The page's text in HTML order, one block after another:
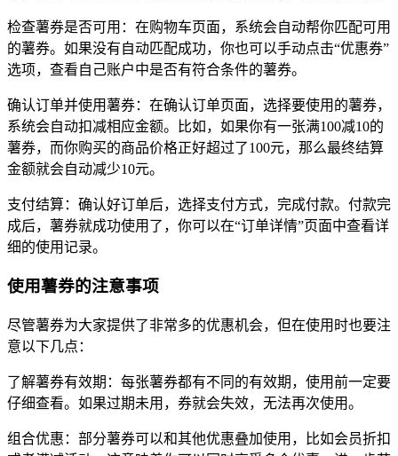
检查薯券是否可用：在购物车页面，系统会自动帮你匹配可用
的薯券。如果没有自动匹配成功，你也可以手动点击“优惠券”
选项，查看自己账户中是否有符合条件的薯券。
确认订单并使用薯券：在确认订单页面，选择要使用的薯券，
系统会自动扣减相应金额。比如，如果你有一张满100减10的
薯券，而你购买的商品价格正好超过了100元，那么最终结算
金额就会自动减少10元。
支付结算：确认好订单后，选择支付方式，完成付款。付款完
成后，薯券就成功使用了，你可以在“订单详情”页面中查看详
细的使用记录。
使用薯券的注意事项
尽管薯券为大家提供了非常多的优惠机会，但在使用时也要注
意以下几点：
了解薯券有效期：每张薯券都有不同的有效期，使用前一定要
仔细查看。如果过期未用，券就会失效，无法再次使用。
组合优惠：部分薯券可以和其他优惠叠加使用，比如会员折扣